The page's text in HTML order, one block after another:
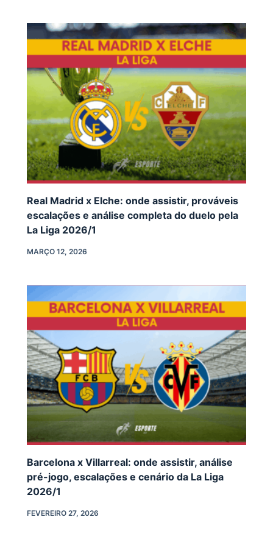
Real Madrid x Elche: onde assistir, prováveis
escalações e análise completa do duelo pela
La Liga 2026/1
MARÇO 12, 2026
Barcelona x Villarreal: onde assistir, análise
pré-jogo, escalações e cenário da La Liga
2026/1
FEVEREIRO 27, 2026